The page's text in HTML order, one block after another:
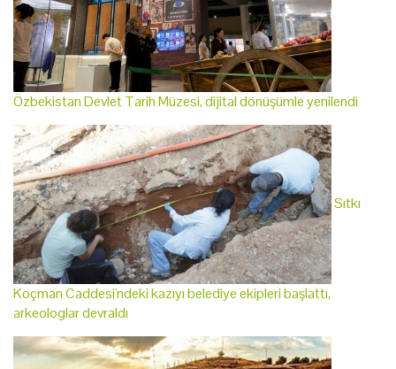
Özbekistan Devlet Tarih Müzesi, dijital dönüşümle yenilendi
Sıtkı
Koçman Caddesi'ndeki kazıyı belediye ekipleri başlattı,
arkeologlar devraldı